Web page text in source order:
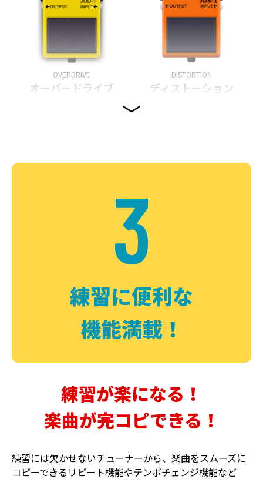
OVERDRIVE
オーバードライブ
DISTORTION
ディストーション
DELAY PHASER
3
練習に便利な
機能満載！
練習が楽になる！
楽曲が完コピできる！
練習には欠かせないチューナーから、楽曲をスムーズに
コピーできるリピート機能やテンポチェンジ機能など